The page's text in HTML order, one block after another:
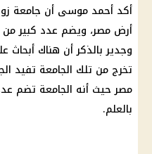
أكد أحمد موسى أن جامعة
أرض مصر، ويضم عدد كبير من
وجدير بالذكر أن هناك أبحاث
تخرج من تلك الجامعة تفيد
مصر حيث أنه الجامعة تضم
بالعلم.